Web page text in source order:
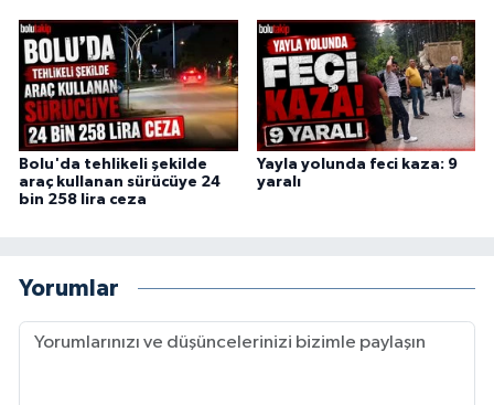
Bolu'da tehlikeli şekilde
araç kullanan sürücüye 24
bin 258 lira ceza
Yayla yolunda feci kaza: 9
yaralı
Yorumlar